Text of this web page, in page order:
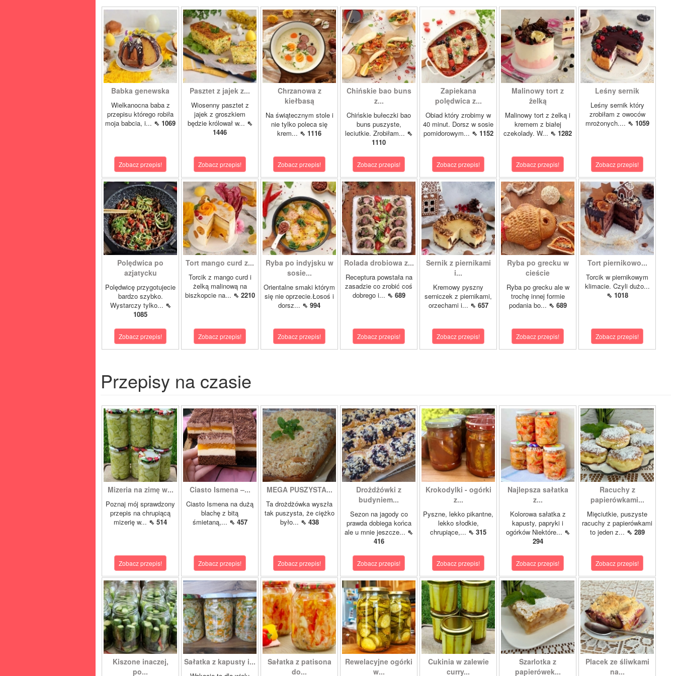
Babka genewska
Wielkanocna baba z
przepisu którego robiła
moja babcia, i... ⇖ 1069
Zobacz przepis!
Pasztet z jajek z...
Wiosenny pasztet z
jajek z groszkiem
będzie królował w... ⇖
1446
Zobacz przepis!
Chrzanowa z
kiełbasą
Na świątecznym stole i
nie tylko poleca się
krem... ⇖ 1116
Zobacz przepis!
Chińskie bao buns
z...
Chińskie bułeczki bao
buns puszyste,
leciutkie. Zrobiłam... ⇖
1110
Zobacz przepis!
Zapiekana
polędwica z...
Obiad który zrobimy w
40 minut. Dorsz w sosie
pomidorowym... ⇖ 1152
Zobacz przepis!
Malinowy tort z
żelką
Malinowy tort z żelką i
kremem z białej
czekolady. W... ⇖ 1282
Zobacz przepis!
Leśny sernik
Leśny sernik który
zrobiłam z owoców
mrożonych.... ⇖ 1059
Zobacz przepis!
Polędwica po
azjatycku
Polędwicę przygotujecie
bardzo szybko.
Wystarczy tylko... ⇖
1085
Zobacz przepis!
Tort mango curd z...
Torcik z mango curd i
żelką malinową na
biszkopcie na... ⇖ 2210
Zobacz przepis!
Ryba po indyjsku w
sosie...
Orientalne smaki którym
się nie oprzecie.Łosoś i
dorsz... ⇖ 994
Zobacz przepis!
Rolada drobiowa z...
Receptura powstała na
zasadzie co zrobić coś
dobrego i... ⇖ 689
Zobacz przepis!
Sernik z piernikami
i...
Kremowy pyszny
serniczek z piernikami,
orzechami i... ⇖ 657
Zobacz przepis!
Ryba po grecku w
cieście
Ryba po grecku ale w
trochę innej formie
podania bo... ⇖ 689
Zobacz przepis!
Tort piernikowo...
Torcik w piernikowym
klimacie. Czyli dużo...
⇖ 1018
Zobacz przepis!
Przepisy na czasie
Mizeria na zimę w...
Poznaj mój sprawdzony
przepis na chrupiącą
mizerię w... ⇖ 514
Zobacz przepis!
Ciasto Ismena –...
Ciasto Ismena na dużą
blachę z bitą
śmietaną,... ⇖ 457
Zobacz przepis!
MEGA PUSZYSTA...
Ta drożdżówka wyszła
tak puszysta, że ciężko
było... ⇖ 438
Zobacz przepis!
Drożdżówki z
budyniem...
Sezon na jagody co
prawda dobiega końca
ale u mnie jeszcze... ⇖
416
Zobacz przepis!
Krokodylki - ogórki
z...
Pyszne, lekko pikantne,
lekko słodkie,
chrupiące,... ⇖ 315
Zobacz przepis!
Najlepsza sałatka
z...
Kolorowa sałatka z
kapusty, papryki i
ogórków Niektóre... ⇖
294
Zobacz przepis!
Racuchy z
papierówkami...
Mięciutkie, puszyste
racuchy z papierówkami
to jeden z... ⇖ 289
Zobacz przepis!
Kiszone inaczej,
po...
Sałatka z kapusty i...
Sałatka z patisona
do...
Rewelacyjne ogórki
w...
Cukinia w zalewie
curry...
Szarlotka z
papierówek...
Placek ze śliwkami
na...